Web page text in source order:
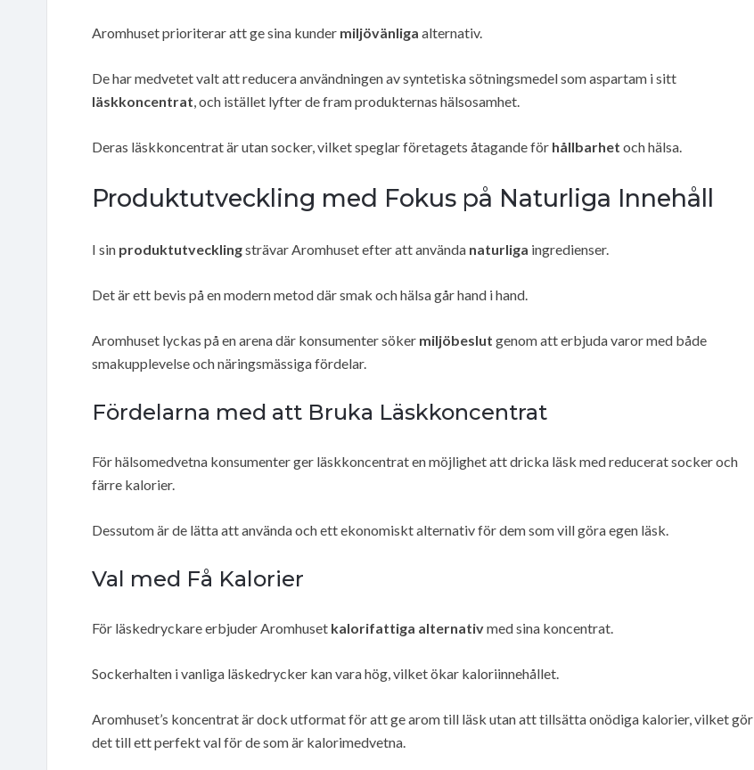
Aromhuset prioriterar att ge sina kunder miljövänliga alternativ.
De har medvetet valt att reducera användningen av syntetiska sötningsmedel som aspartam i sitt
läskkoncentrat, och istället lyfter de fram produkternas hälsosamhet.
Deras läskkoncentrat är utan socker, vilket speglar företagets åtagande för hållbarhet och hälsa.
Produktutveckling med Fokus på Naturliga Innehåll
I sin produktutvecklingsträvar Aromhuset efter att använda naturliga ingredienser.
Det är ett bevis på en modern metod där smak och hälsa går hand i hand.
Aromhuset lyckas på en arena där konsumenter söker miljöbeslut genom att erbjuda varor med både
smakupplevelse och näringsmässiga fördelar.
Fördelarna med att Bruka Läskkoncentrat
För hälsomedvetna konsumenter ger läskkoncentrat en möjlighet att dricka läsk med reducerat socker och
färre kalorier.
Dessutom är de lätta att använda och ett ekonomiskt alternativ för dem som vill göra egen läsk.
Val med Få Kalorier
För läskedryckare erbjuder Aromhuset kalorifattiga alternativmed sina koncentrat.
Sockerhalten i vanliga läskedrycker kan vara hög, vilket ökar kaloriinnehållet.
Aromhuset’s koncentrat är dock utformat för att ge arom till läsk utan att tillsätta onödiga kalorier, vilket gör
det till ett perfekt val för de som är kalorimedvetna.